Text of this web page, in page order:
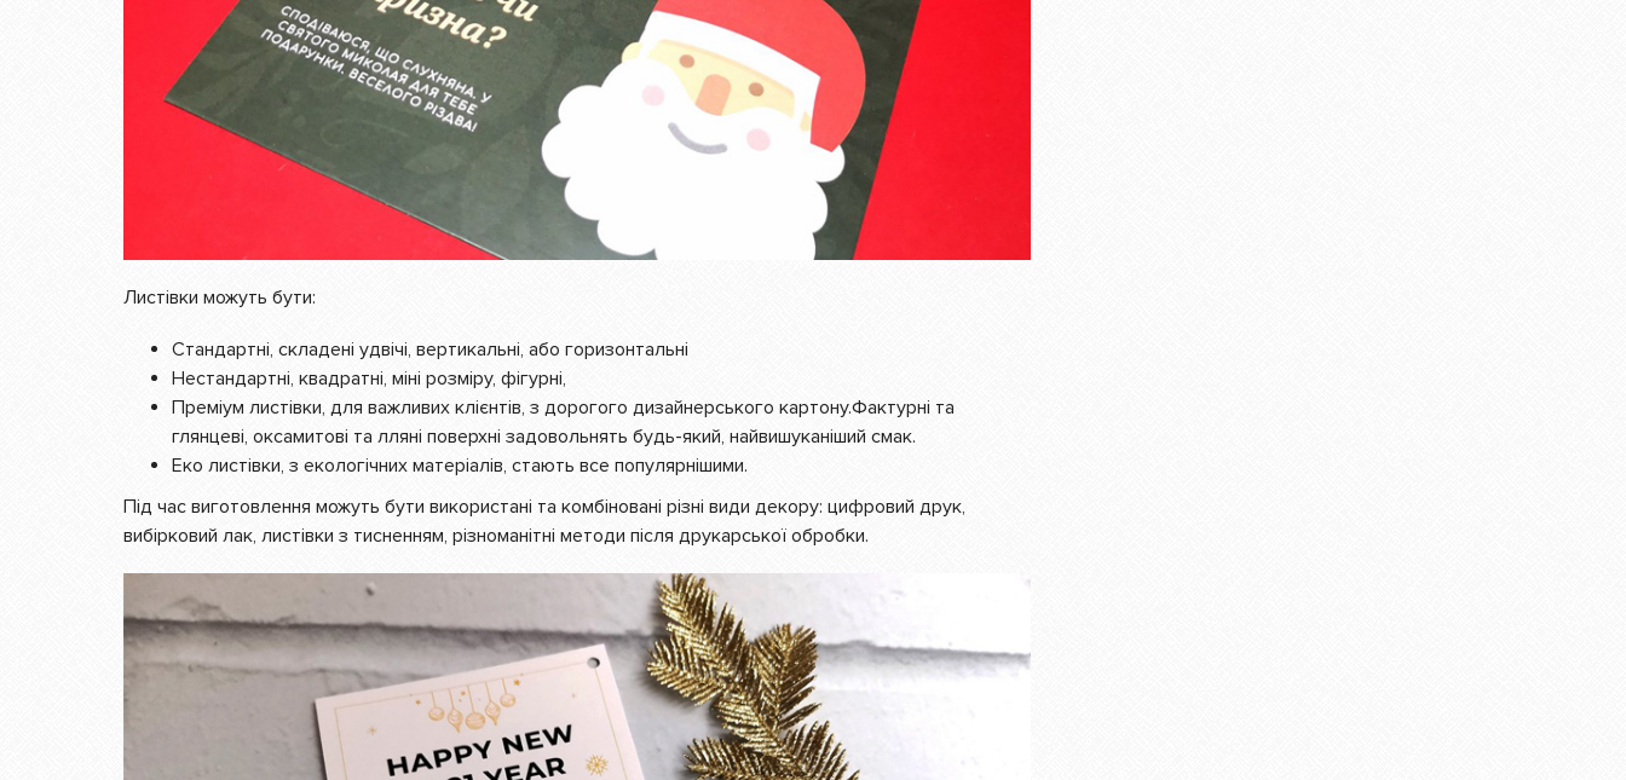
Листівки можуть бути:
Стандартні, складені удвічі, вертикальні, або горизонтальні
Нестандартні, квадратні, міні розміру, фігурні,
Преміум листівки, для важливих клієнтів, з дорогого дизайнерського картону.Фактурні та
глянцеві, оксамитові та лляні поверхні задовольнять будь-який, найвишуканіший смак.
Еко листівки, з екологічних матеріалів, стають все популярнішими.
Під час виготовлення можуть бути використані та комбіновані різні види декору: цифровий друк,
вибірковий лак, листівки з тисненням, різноманітні методи після друкарської обробки.